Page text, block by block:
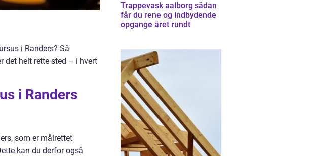
i Randers? Så
det helt rette sted – i hvert
i Randers
som er målrettet
kan du derfor også
Trappevask aalborg sådan
får du rene og indbydende
opgange året rundt